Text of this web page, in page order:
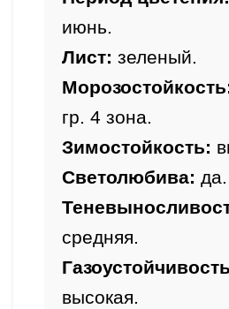
июнь.
Лист: зеленый.
гр. 4 зона.
Зимостойкость:
Светолюбива: да.
средняя.
высокая.